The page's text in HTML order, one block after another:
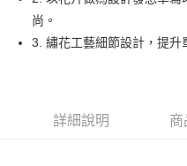
相關說明
【大哥付你分期使用說明】
1.本服務由台灣大哥大提供，台灣
3.實際核准額度、可分期數及費用
AFTEE先享後付
便利好安心！
尚。
3. 繡花工藝細節設計，提升
詳細說明 商